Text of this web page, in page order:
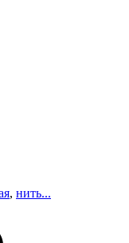
, нить...